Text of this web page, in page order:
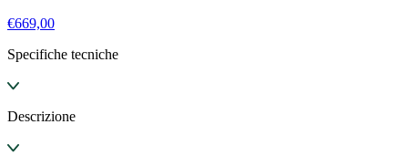
€669,00
Specifiche tecniche
Descrizione